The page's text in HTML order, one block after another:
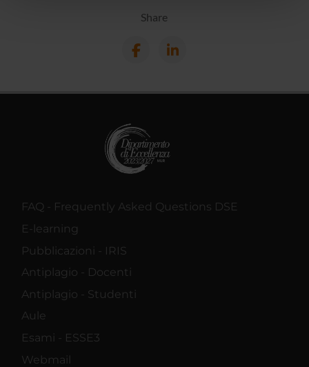
pubblicità e social media, i quali potrebbero combinarle
raccolto dal tuo utilizzo dei loro servizi.
Share
FAQ - Frequently Asked Questions DSE
E-learning
Pubblicazioni - IRIS
Antiplagio - Docenti
Antiplagio - Studenti
Aule
Esami - ESSE3
Webmail